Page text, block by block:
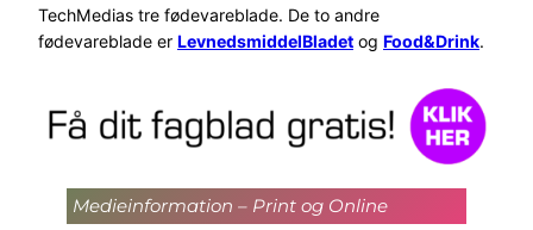
TechMedias tre fødevareblade. De to andre
fødevareblade er LevnedsmiddelBladet og Food&Drink.
Medieinformation – Print og Online